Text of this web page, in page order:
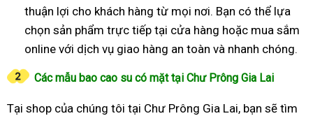
thuận lợi cho khách hàng từ mọi nơi. Bạn có thể lựa
chọn sản phẩm trực tiếp tại cửa hàng hoặc mua sắm
online với dịch vụ giao hàng an toàn và nhanh chóng.
Các mẫu bao cao su có mặt tại Chư Prông Gia Lai
Tại shop của chúng tôi tại Chư Prông Gia Lai, bạn sẽ tìm